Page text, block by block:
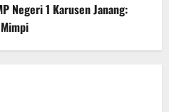
Negeri 1 Karusen Janang: